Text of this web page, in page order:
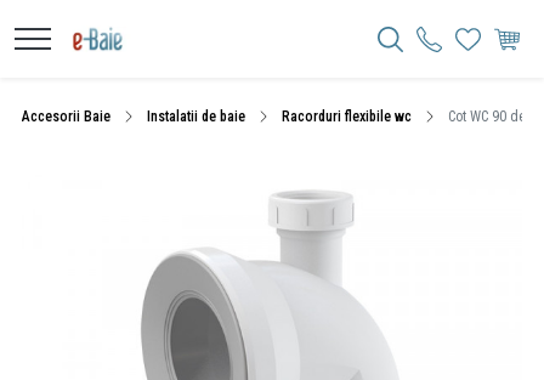
Accesorii Baie Instalatii de baie Racorduri flexibile wc Cot WC 90 de